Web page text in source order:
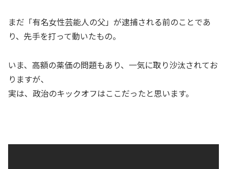
まだ「有名女性芸能人の父」が逮捕される前のことであ
り、先手を打って動いたもの。
いま、高額の薬価の問題もあり、一気に取り沙汰されてお
りますが、
実は、政治のキックオフはここだったと思います。